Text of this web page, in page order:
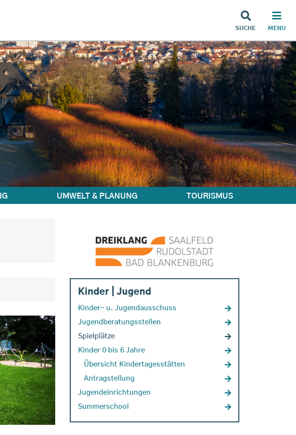
SUCHE MENU
UMWELT & PLANUNG TOURISMUS
Kinder | Jugend
Kinder- u. Jugendausschuss
Jugendberatungsstellen
Spielplätze
Kinder 0 bis 6 Jahre
Übersicht Kindertagesstätten
Antragstellung
Jugendeinrichtungen
Summerschool